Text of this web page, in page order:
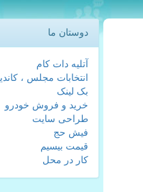
دوستان ما
آتلیه دات کام
انتخابات مجلس ،
بک لینک
خرید و فروش خودرو
طراحی سایت
فیش حج
قیمت بیسیم
کار در محل